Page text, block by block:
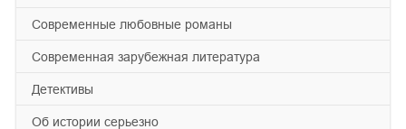
современные любовные романы
современная зарубежная литература
детективы
об истории серьезно